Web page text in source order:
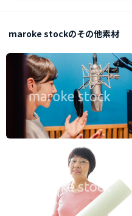
maroke stockのその他素材